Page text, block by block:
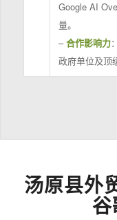
Google AI
量。
–合作影响力
政府单位及顶
汤原县外